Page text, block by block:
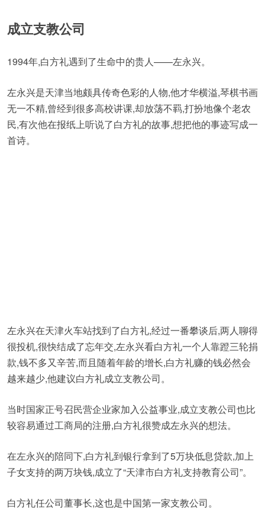
成立支教公司
1994年,白方礼遇到了生命中的贵人——左永兴。
左永兴是天津当地颇具传奇色彩的人物,他才华横溢,琴棋书画
无一不精,曾经到很多高校讲课,却放荡不羁,打扮地像个老农
民,有次他在报纸上听说了白方礼的故事,想把他的事迹写成一
首诗。
左永兴在天津火车站找到了白方礼,经过一番攀谈后,两人聊得
很投机,很快结成了忘年交,左永兴看白方礼一个人靠蹬三轮捐
款,钱不多又辛苦,而且随着年龄的增长,白方礼赚的钱必然会
越来越少,他建议白方礼成立支教公司。
当时国家正号召民营企业家加入公益事业,成立支教公司也比
较容易通过工商局的注册,白方礼很赞成左永兴的想法。
在左永兴的陪同下,白方礼到银行拿到了5万块低息贷款,加上
子女支持的两万块钱,成立了“天津市白方礼支持教育公司”。
白方礼任公司董事长,这也是中国第一家支教公司。